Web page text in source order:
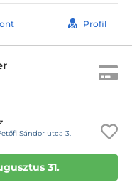
Profil
Sándor utca 3.
31.